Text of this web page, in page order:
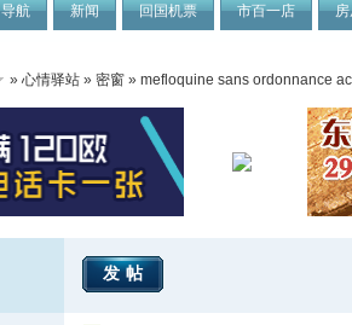
导航 新闻 回国机票 市百一店
» 心情驿站 » 密窗 » mefloquine sans ordonnance
发帖